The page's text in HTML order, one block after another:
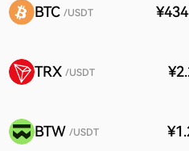
BTC /USDT
TRX /USDT
BTW /USDT